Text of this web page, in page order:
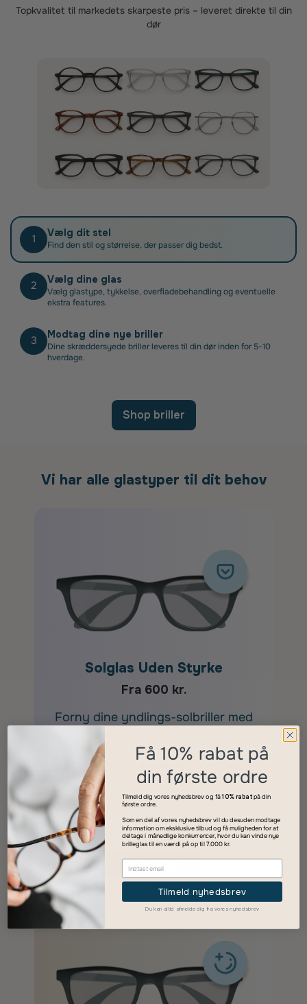
er specialister i.
Topkvalitet til markedets skarpeste pris – leveret direkte til din
dør
1 Vælg dit stel
Find den stil og størrelse, der passer dig bedst.
2 Vælg dine glas
Vælg glastype, tykkelse, overfladebehandling og eventuelle
ekstra features.
3 Modtag dine nye briller
Dine skræddersyede briller leveres til din dør inden for 5-10
hverdage.
Shop briller
Vi har alle glastyper til dit behov
Solglas Uden Styrke
Fra 600 kr.
Forny dine yndlings-solbriller med
vores glas har 100% UV-
beskyttelse og kommer i forskellige
farver og toner. Tilføj polarisering
for at reducere blænding og
forbedre kontrast og farver.
Vælg Type
Få 10% rabat på
din første ordre
Tilmeld dig vores nyhedsbrev og få10% rabatpå din
første ordre.
Som en del af vores nyhedsbrev vil du desuden modtage
information om eksklusive tilbud og få muligheden for at
deltage i månedlige konkurrencer, hvor du kan vinde nye
brilleglas til en værdi på op til 7.000 kr.
Tilmeld nyhedsbrev
Du kan altid afmelde dig fra vores nyhedsbrev